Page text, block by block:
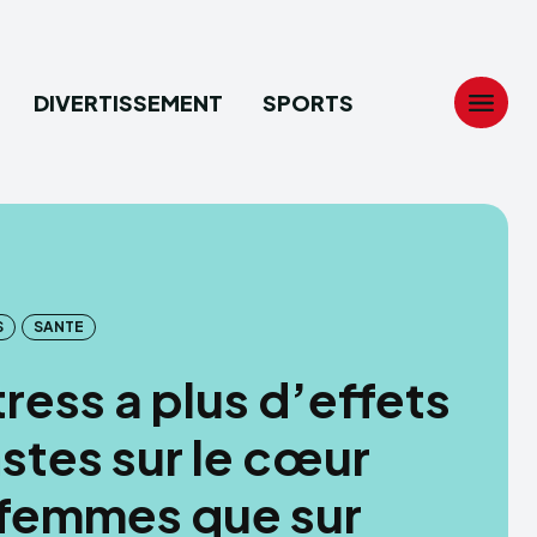
DIVERTISSEMENT SPORTS
SANTE
a plus d’effets
sur le cœur
que sur